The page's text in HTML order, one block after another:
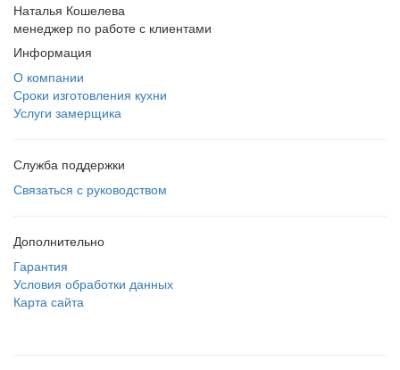
Наталья Кошелева
менеджер по работе с клиентами
Информация
О компании
Сроки изготовления кухни
Услуги замерщика
Служба поддержки
Связаться с руководством
Дополнительно
Гарантия
Условия обработки данных
Карта сайта